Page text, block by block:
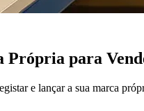
para
e lançar a sua marca